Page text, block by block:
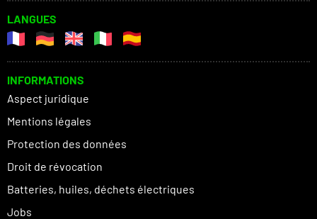
LANGUES
INFORMATIONS
Aspect juridique
Mentions légales
Protection des données
Droit de révocation
Batteries, huiles, déchets électriques
Jobs